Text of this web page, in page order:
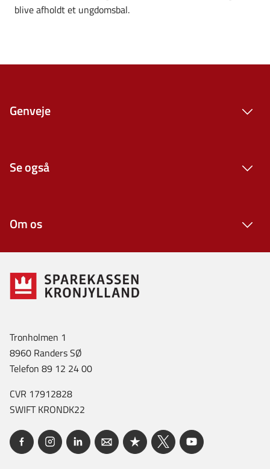
blive afholdt et ungdomsbal.
Genveje
Se også
Om os
Tronholmen 1
8960 Randers SØ
Telefon 89 12 24 00
CVR 17912828
SWIFT KRONDK22